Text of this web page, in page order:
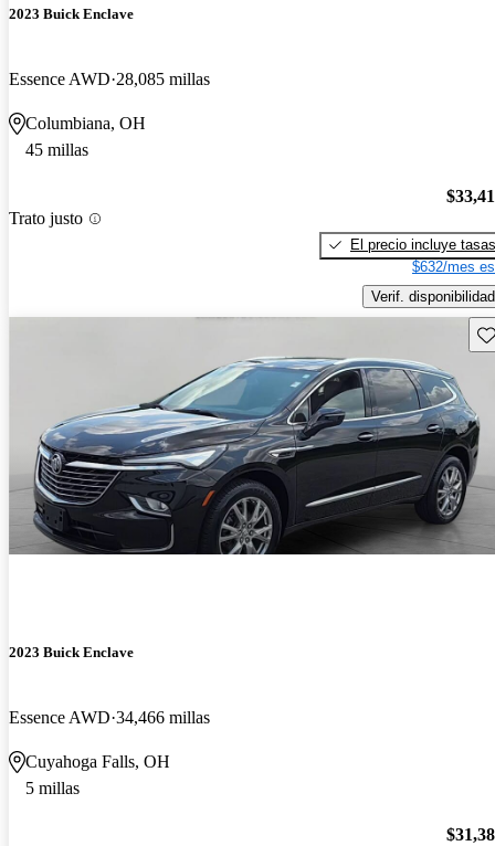
2023 Buick Enclave
Essence AWD 28,085 millas
Columbiana, OH
45 millas
Trato justo
El precio incluye tasas
$632/mes
Verif. disponibilidad
2023 Buick Enclave
Essence AWD 34,466 millas
Cuyahoga Falls, OH
5 millas